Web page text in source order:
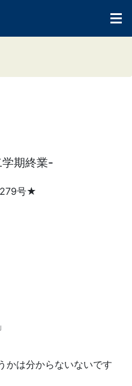
期終業-
号★
」
かは分からないないです